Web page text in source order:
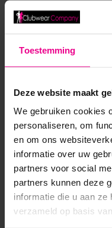
Toestemming
Deze website maakt
We gebruiken cookies
personaliseren, om
en om ons
informatie over uw
partners voor social
partners kunnen deze
informatie die u aan
verzameld op basis
ANDERE